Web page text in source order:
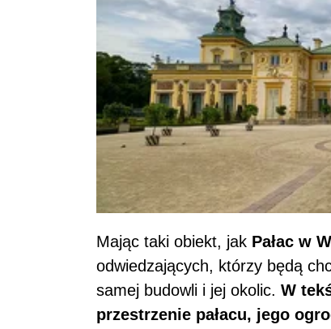
Mając taki obiekt, jak Pałac w
odwiedzających, którzy będą
samej budowli i jej okolic. W
przestrzenie pałacu, jego